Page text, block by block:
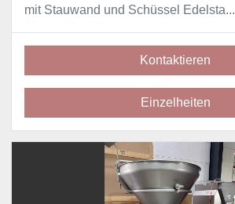
mit Stauwand und Schüssel Edelsta...
Kontaktieren
Einzelheiten